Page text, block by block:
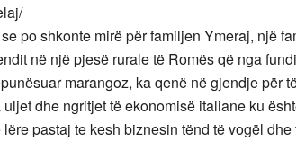
po shkonte mirë për familjen Ymeraj, një
në një pjesë rurale të Romës që nga
marangoz, ka qenë në gjendje për
dhe ngritjet të ekonomisë italiane ku
pastaj te kesh biznesin tënd të vogël